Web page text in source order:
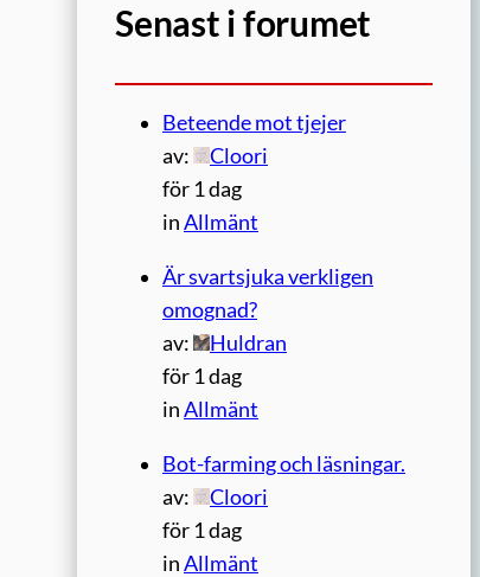
Senast i forumet
Beteende mot tjejer
av:
Cloori
för 1 dag
inAllmänt
Är svartsjuka verkligen
omognad?
av:
Huldran
för 1 dag
inAllmänt
Bot-farming och läsningar.
av:
Cloori
för 1 dag
inAllmänt